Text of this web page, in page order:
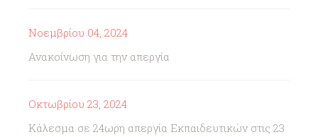
Νοεμβρίου 04, 2024
Ανακοίνωση για την απεργία
Οκτωβρίου 23, 2024
Κάλεσμα σε 24ωρη απεργία Εκπαιδευτικών στις 23